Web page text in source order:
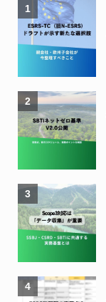
1
2
3
4